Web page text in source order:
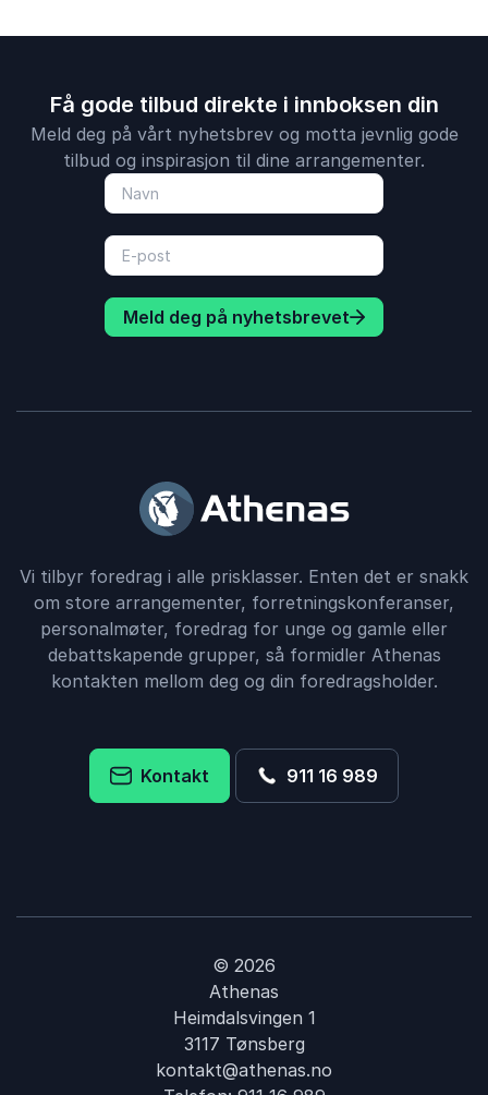
Få gode tilbud direkte i innboksen din
Meld deg på vårt nyhetsbrev og motta jevnlig gode
tilbud og inspirasjon til dine arrangementer.
Meld deg på nyhetsbrevet
Vi tilbyr foredrag i alle prisklasser. Enten det er snakk
om store arrangementer, forretningskonferanser,
personalmøter, foredrag for unge og gamle eller
debattskapende grupper, så formidler Athenas
kontakten mellom deg og din foredragsholder.
Kontakt 911 16 989
© 2026
Athenas
Heimdalsvingen 1
3117 Tønsberg
kontakt@athenas.no